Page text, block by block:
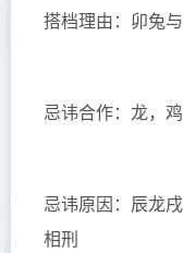
搭档理由：卯兔
忌讳合作：龙，
忌讳原因：辰龙
相刑